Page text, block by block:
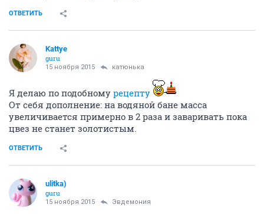
ОТВЕТИТЬ
Kattye
guru
15 ноября 2015 катюнька
Я делаю по подобному рецепту
От себя дополнение: на водяной бане масса
увеличивается примерно в 2 раза и заваривать пока
цвез не станет золотистым.
ОТВЕТИТЬ
ulitka)
guru
15 ноября 2015 Эвдемония